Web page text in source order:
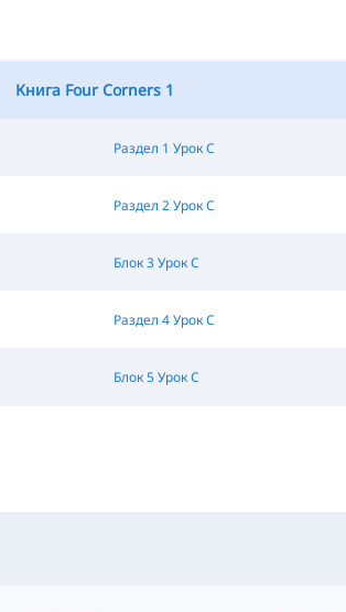
Книга Four Corners 1
Раздел 1 Урок C
Раздел 2 Урок C
Блок 3 Урок C
Раздел 4 Урок C
Блок 5 Урок C